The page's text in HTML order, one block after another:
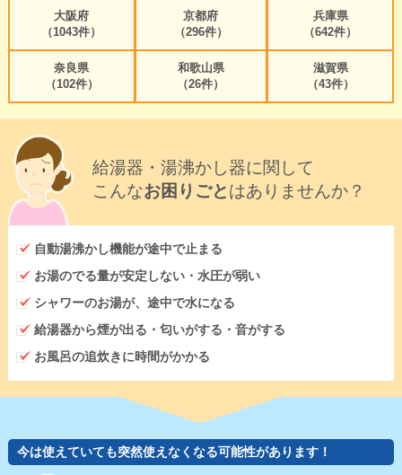
大阪府
（1043件）
京都府
（296件）
兵庫県
（642件）
奈良県
（102件）
和歌山県
（26件）
滋賀県
（43件）
給湯器・湯沸かし器に関して
こんなお困りごとはありませんか？
自動湯沸かし機能が途中で止まる
お湯のでる量が安定しない・水圧が弱い
シャワーのお湯が、途中で水になる
給湯器から煙が出る・匂いがする・音がする
お風呂の追炊きに時間がかかる
今は使えていても突然使えなくなる可能性があります！